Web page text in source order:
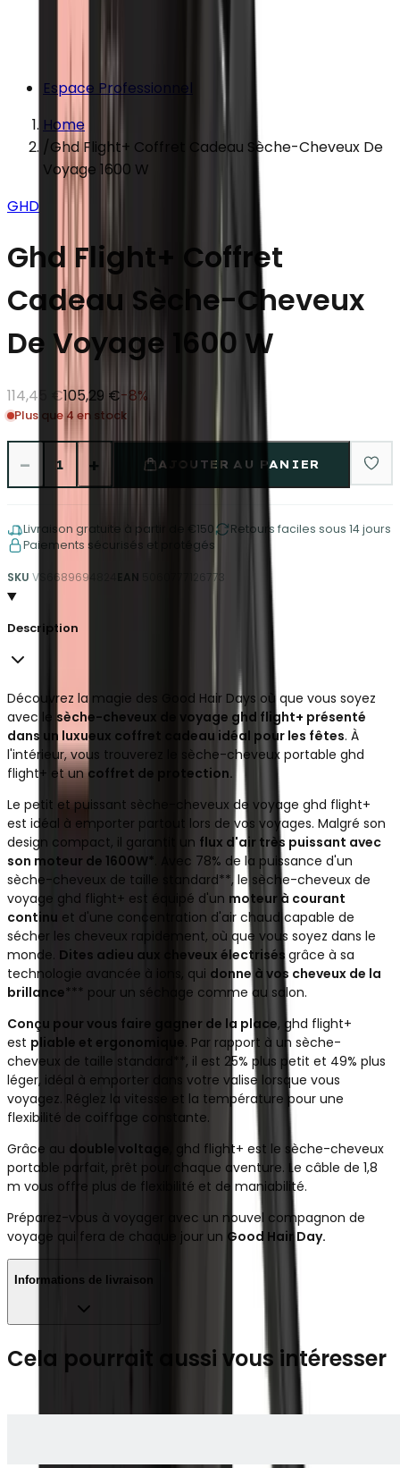
Espace Professionnel
Home
/Ghd Flight+ Coffret Cadeau Sèche-Cheveux De
Voyage 1600 W
GHD
Ghd Flight+ Coffret
Cadeau Sèche-Cheveux
De Voyage 1600 W
114,45 €105,29 €-8%
Plus que 4 en stock
− 1 + AJOUTER AU PANIER
Livraison gratuite à partir de €150
Retours faciles sous 14 jours
Paiements sécurisés et protégés
SKU VS6689694824 EAN 5060777126773
Description
Découvrez la magie des Good Hair Days où que vous soyez
avec le sèche-cheveux de voyage ghd flight+ présenté
dans un luxueux coffret cadeau idéal pour les fêtes. À
l'intérieur, vous trouverez le sèche-cheveux portable ghd
flight+ et un coffret de protection.
Le petit et puissant sèche-cheveux de voyage ghd flight+
est idéal à emporter partout lors de vos voyages. Malgré son
design compact, il garantit un flux d'air très puissant avec
son moteur de 1600W*
. Avec 78% de la puissance d'un
sèche-cheveux de taille standard**, le sèche-cheveux de
voyage ghd flight+ est équipé d'un moteur à courant
continu et d'une concentration d'air chaud capable de
sécher les cheveux rapidement, où que vous soyez dans le
monde. Dites adieu aux cheveux électrisésgrâce à sa
technologie avancée à ions, qui donne à vos cheveux de la
brillance*** pour un séchage comme au salon.
Conçu pour vous faire gagner de la place, ghd flight+
est pliable et ergonomique. Par rapport à un sèche-
cheveux de taille standard**, il est 25% plus petit et 49% plus
léger, idéal à emporter dans votre valise lorsque vous
voyagez. Réglez la vitesse et la température pour une
flexibilité de coiffage constante.
Grâce au double voltage
, ghd flight+ est le sèche-cheveux
portable parfait, prêt pour chaque aventure. Le câble de 1,8
m vous offre plus de flexibilité et de maniabilité.
Préparez-vous à voyager avec un nouvel compagnon de
voyage qui fera de chaque jour un Good Hair Day.
Informations de livraison
Cela pourrait aussi vous intéresser